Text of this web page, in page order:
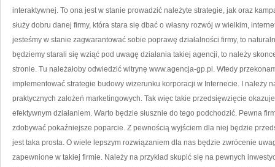
interaktywnej. To ona jest w stanie prowadzić należyte strategie, jak oraz
służy dobru danej firmy, która stara się dbać o własny rozwój w wielkim,
jesteśmy w stanie zagwarantować sobie poprawę działalności firmy, to
będziemy starali się wziąć pod uwagę działania takiej agencji, to należy
stronie. Tu należałoby odwiedzić witrynę www.agencja-gp.pl. Wtedy
implementować strategie budowy wizerunku korporacji w Internecie. I należy
praktycznych założeń marketingowych. Tak więc takie przedsięwzięcie
efektywnym działaniem. Warto będzie słusznie do tego podchodzić. Pewna
zdobywać pokaźniejsze poparcie. Z pewnością wyjściem dla niej będzie
jest taka prosta. O wiele lepszym rozwiązaniem dla nas będzie zwrócenie
zapewnione w takiej firmie. Należy na przykład skupić się na pewnych